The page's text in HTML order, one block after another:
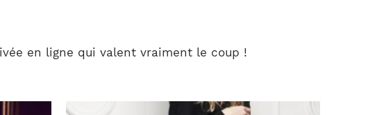
en ligne qui valent vraiment le coup !